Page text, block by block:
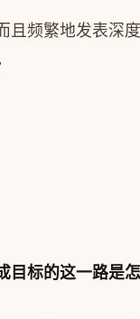
频繁地发表深
标的这一路是